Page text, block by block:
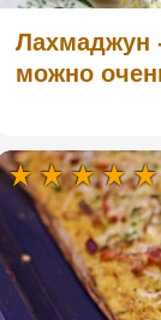
Лахмаджун
можно